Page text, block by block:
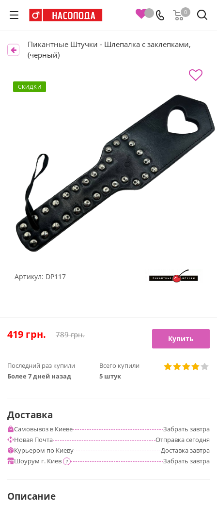
0
Пикантные Штучки - Шлепалка с заклепками,
(черный)
СКИДКИ
Артикул: DP117
419 грн. 789грн. Купить
Последний раз купили
Более 7 дней назад
Всего купили
5 штук
Доставка
Самовывоз в Киеве Забрать завтра
Новая Почта
Отправкасегодня
Курьером по Киеву
Доставказавтра
Шоурум г. Киев
? Забрать завтра
Описание